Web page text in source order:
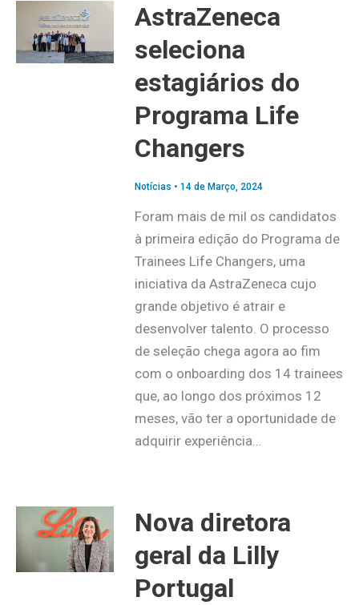
AstraZeneca
seleciona
estagiários do
Programa Life
Changers
Notícias • 14 de Março, 2024
Foram mais de mil os candidatos
à primeira edição do Programa de
Trainees Life Changers, uma
iniciativa da AstraZeneca cujo
grande objetivo é atrair e
desenvolver talento. O processo
de seleção chega agora ao fim
com o onboarding dos 14 trainees
que, ao longo dos próximos 12
meses, vão ter a oportunidade de
adquirir experiência…
Nova diretora
geral da Lilly
Portugal